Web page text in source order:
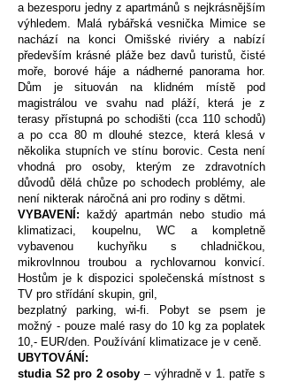
a bezesporu jedny z apartmánů s nejkrásnějším
výhledem. Malá rybářská vesnička Mimice se
nachází na konci Omišské riviéry a nabízí
především krásné pláže bez davů turistů, čisté
moře, borové háje a nádherné panorama hor.
Dům je situován na klidném místě pod
magistrálou ve svahu nad pláží, která je z
terasy přístupná po schodišti (cca 110 schodů)
a po cca 80 m dlouhé stezce, která klesá v
několika stupních ve stínu borovic. Cesta není
vhodná pro osoby, kterým ze zdravotních
důvodů dělá chůze po schodech problémy, ale
není nikterak náročná ani pro rodiny s dětmi.
VYBAVENÍ: každý apartmán nebo studio má
klimatizaci, koupelnu, WC a kompletně
vybavenou kuchyňku s chladničkou,
mikrovlnnou troubou a rychlovarnou konvicí.
Hostům je k dispozici společenská místnost s
TV pro střídání skupin, gril,
bezplatný parking, wi-fi. Pobyt se psem je
možný - pouze malé rasy do 10 kg za poplatek
10,- EUR/den. Používání klimatizace je v ceně.
UBYTOVÁNÍ:
studia S2 pro 2 osoby – výhradně v 1. patře s